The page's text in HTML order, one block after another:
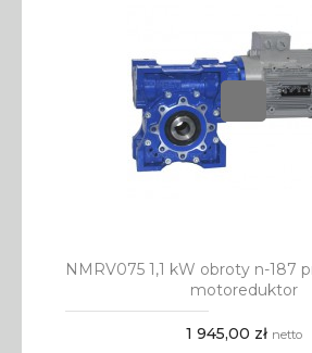
NMRV075 1,1 kW obroty n-187
motoreduktor
1 945,00 zł netto